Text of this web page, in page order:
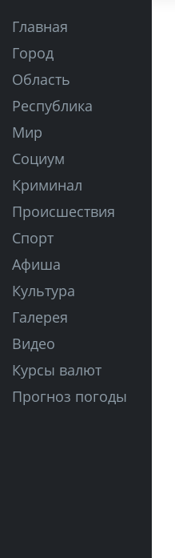
Главная
Город
Область
Республика
Мир
Социум
Криминал
Происшествия
Спорт
Афиша
Культура
Галерея
Видео
Курсы валют
Прогноз погоды